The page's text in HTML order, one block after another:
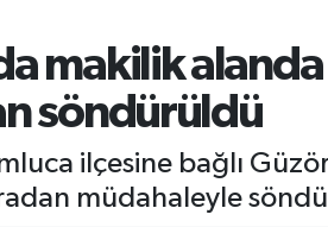
makilik alanda
söndürüldü
ilçesine bağlı
müdahaleyle